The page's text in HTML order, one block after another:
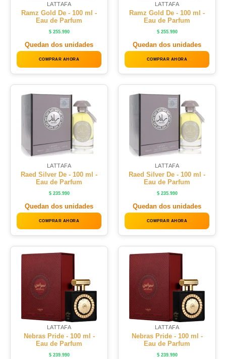
LATTAFA
Ramz Gold De - 100 ml -
Eau de Parfum
$255.990
Quedan dos unidades
COMPRAR AHORA
LATTAFA
Ramz Gold De - 100 ml -
Eau de Parfum
$255.990
Quedan dos unidades
COMPRAR AHORA
LATTAFA
Raed Silver De - 100 ml -
Eau de Parfum
$235.990
Quedan dos unidades
COMPRAR AHORA
LATTAFA
Raed Silver De - 100 ml -
Eau de Parfum
$235.990
Quedan dos unidades
COMPRAR AHORA
LATTAFA
Nebras Pride - 100 ml -
Eau de Parfum
$239.990
LATTAFA
Nebras Pride - 100 ml -
Eau de Parfum
$239.990